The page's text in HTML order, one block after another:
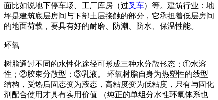
面比如说地下停车场、工厂库房（过叉车）等。建筑行业：地
坪是建筑底层房间与下部土层接触的部分，它承担着低层房间
的地面荷载，要具有好的耐磨、防潮、防水、保温性能。
环氧
树脂通过不同的水性化途径可形成三种水分散形态：①水溶
性；②胶束分散型；③乳液。 环氧树脂自身为热塑性的线型
结构，受热后固态变为液态，高粘度变为低粘度，只有与固化
剂配合使用才具有实用价值 （纯正的单组分水性环氧体系也